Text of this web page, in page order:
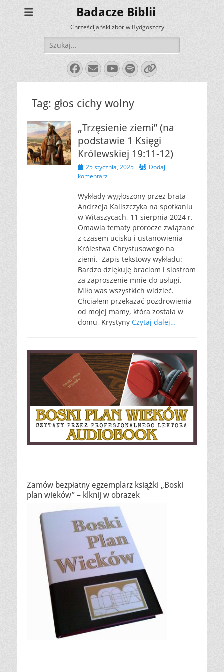
Badacze Biblii
Chrześcijański zbór w Bydgoszczy
Szukaj:
Facebook
E-
mail
YouTube
Spotify
Link
Tag: głos cichy wolny
„Trzęsienie ziemi” (na
podstawie 1 Księgi
Królewskiej 19:11-12)
Opublikowano
25 stycznia, 2025
Dodaj
komentarz
Wykłady wygłoszony przez brata
Andrzeja Kaliszczyka na spotkaniu
w Witaszycach, 11 sierpnia 2024 r.
Omawia tematy prorocze związane
z czasem ucisku i ustanowienia
Królestwa Chrystusowego na
ziemi. Zapis tekstowy wykładu:
Bardzo dziękuję braciom i siostrom
za zaproszenie mnie do usługi.
Miło was wszystkich widzieć.
Chciałem przekazać pozdrowienia
od mojej mamy, która została w
domu, Krystyny Czytaj dalej…
Zamów bezpłatny egzemplarz książki „Boski
plan wieków” – klknij w obrazek